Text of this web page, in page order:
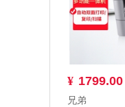
¥ 1799.00
兄弟